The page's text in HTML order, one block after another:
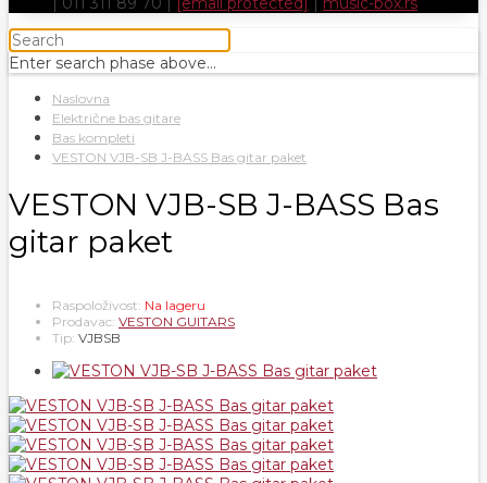
Enter search phase above...
Naslovna
Električne bas gitare
Bas kompleti
VESTON VJB-SB J-BASS Bas gitar paket
VESTON VJB-SB J-BASS Bas
gitar paket
Raspoloživost: Na lageru
Prodavac: VESTON GUITARS
Tip: VJBSB